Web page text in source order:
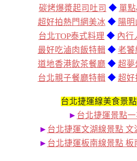
碳烤爆漿起司吐司 ◆ 單
超好拍熱門網美冰 ◆ 陽
台北TOP泰式料理 ◆ 內行
最好吃滷肉飯特輯 ◆ 老饕
道地香港飲茶餐廳 ◆ 超夢
台北親子餐廳特輯 ◆ 超好
台北捷運線美食景
► 台北捷運景點
► 台北捷運文湖線景點 文
► 台北捷運板南線景點 板